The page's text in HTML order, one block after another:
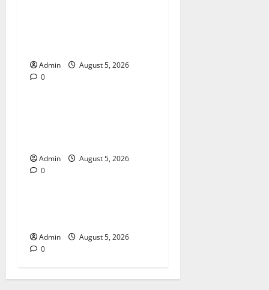
Admin
August 5, 2026
0Blog
Admin
August 5, 2026
0Blog
Admin
August 5, 2026
0